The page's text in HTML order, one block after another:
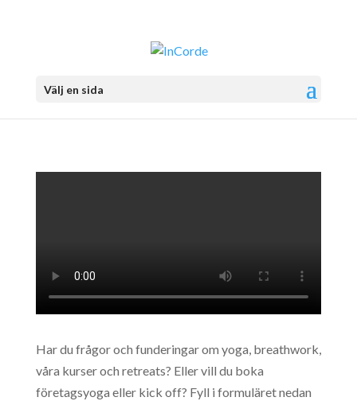
Välj en sida
Har du frågor och funderingar om yoga, breathwork,
våra kurser och retreats? Eller vill du boka
företagsyoga eller kick off? Fyll i formuläret nedan